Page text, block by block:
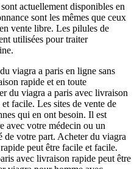
actuellement disponibles en
sont les mêmes que ceux
vente libre. Les pilules de
utilisées pour traiter
viagra a paris en ligne sans
rapide et en toute
du viagra a paris avec livraison
facile. Les sites de vente de
qui en ont besoin. Il est
avec votre médecin ou un
de votre part. Acheter du viagra
peut être facile et facile.
avec livraison rapide peut être